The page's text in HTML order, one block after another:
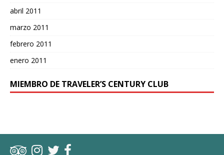
abril 2011
marzo 2011
febrero 2011
enero 2011
MIEMBRO DE TRAVELER’S CENTURY CLUB